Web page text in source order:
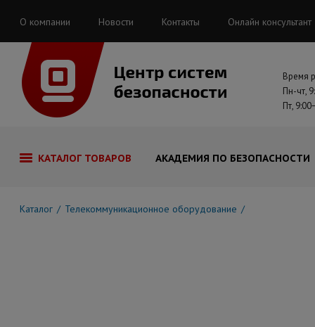
О компании Новости Контакты Онлайн консультант
Время
Пн-чт,
Пт,
КАТАЛОГ ТОВАРОВ АКАДЕМИЯ ПО БЕЗОПАСНОСТИ
Каталог Телекоммуникационное оборудование